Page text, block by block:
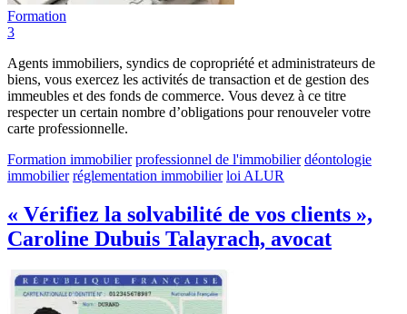
Formation
3
Agents immobiliers, syndics de copropriété et administrateurs de
biens, vous exercez les activités de transaction et de gestion des
immeubles et des fonds de commerce. Vous devez à ce titre
respecter un certain nombre d’obligations pour renouveler votre
carte professionnelle.
Formation immobilier professionnel de l'immobilier déontologie
immobilier réglementation immobilier loi ALUR
« Vérifiez la solvabilité de vos clients »,
Caroline Dubuis Talayrach, avocat